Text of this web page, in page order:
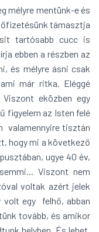
mélyre mentünk-e és
támasztja
tartósabb cucc is
ebben a részben az
és mélyre ásni csak
már ritka. Eléggé
eközben egy
figyelem az Isten felé
valamennyire tisztán
hogy mi a következő
ugye 40 év,
Viszont nem
voltak azért jelek
volt egy felhő, abban
tovább, és amikor